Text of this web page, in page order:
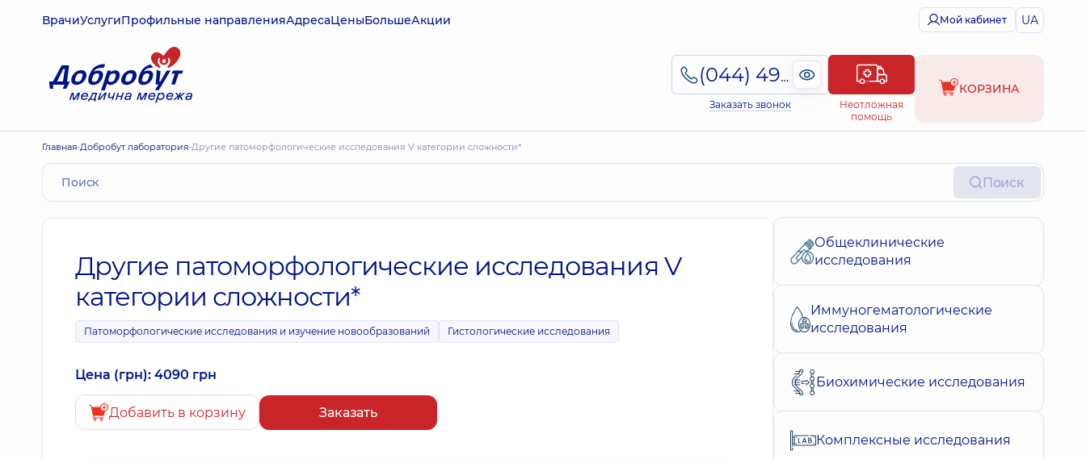
ВрачиУслугиПрофильные направленияАдресаЦеныБольшеАкции Мой кабинет UA
(044) 495-2-888
Заказать звонок
Неотложная
помощь
КОРЗИНА
Главная Добробут лаборатория Другие патоморфологические исследования V категории сложности*
Поиск
Другие патоморфологические исследования V
категории сложности*
Патоморфологические исследования и изучение новообразований Гистологические исследования
Цена (грн): 4090 грн
Добавить в корзину Заказать
Общеклинические
исследования
Иммуногематологические
исследования
Биохимические исследования
Комплексные исследования